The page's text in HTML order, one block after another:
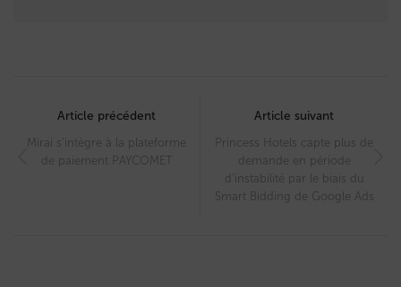
navigation
Article précédent
Mirai s’intègre à la plateforme
de paiement PAYCOMET
Article suivant
Princess Hotels capte plus de
demande en période
d’instabilité par le biais du
Smart Bidding de Google Ads